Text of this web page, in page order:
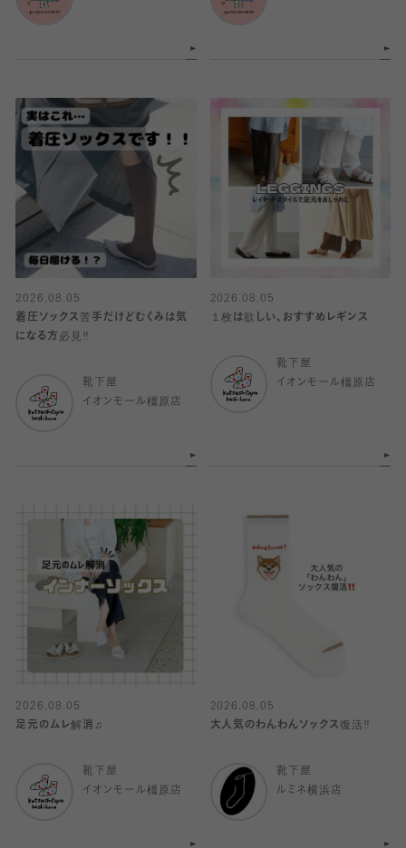
2026.08.05
着圧ソックス苦手だけどむくみは気
になる方必見‼️
靴下屋
イオンモール橿原店
2026.08.05
１枚は欲しい、おすすめレギンス
靴下屋
イオンモール橿原店
2026.08.05
足元のムレ解消♫
靴下屋
イオンモール橿原店
2026.08.05
大人気のわんわんソックス復活‼️
靴下屋
ルミネ横浜店